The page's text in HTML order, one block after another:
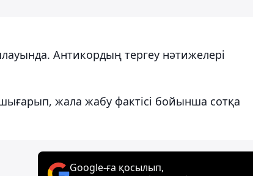
Антикордың тергеу нәтижелері
жала жабу фактісі бойынша сотқа
Google-ға қосылып,